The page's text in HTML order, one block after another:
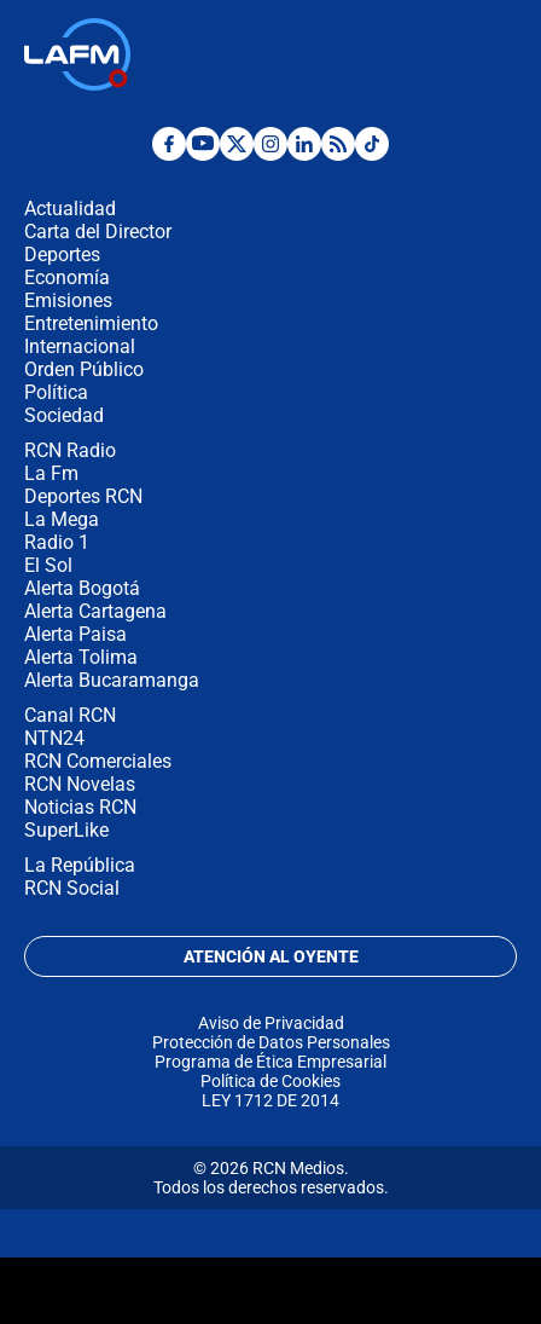
¿Por qué De la Espriella gobernará
Actualidad
Carta del Director
Deportes
Economía
Emisiones
Entretenimiento
Internacional
Orden Público
Política
Sociedad
RCN Radio
La Fm
Deportes RCN
La Mega
Radio 1
El Sol
Alerta Bogotá
Alerta Cartagena
Alerta Paisa
Alerta Tolima
Alerta Bucaramanga
Canal RCN
NTN24
RCN Comerciales
RCN Novelas
Noticias RCN
SuperLike
La República
RCN Social
ATENCIÓN AL OYENTE
Aviso de Privacidad
Protección de Datos Personales
Programa de Ética Empresarial
Política de Cookies
LEY 1712 DE 2014
© 2026 RCN Medios.
Todos los derechos reservados.